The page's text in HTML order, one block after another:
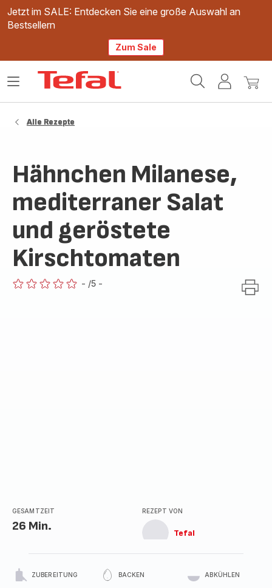
Jetzt im SALE: Entdecken Sie eine große Auswahl an
Bestsellern
Zum Sale
Mein
Mein
Das
Alle Rezepte
Hähnchen Milanese,
mediterraner Salat
und geröstete
Kirschtomaten
- /5 -
GESAMTZEIT
26 Min.
REZEPT VON
Tefal
ZUBEREITUNG BACKEN ABKÜHLEN